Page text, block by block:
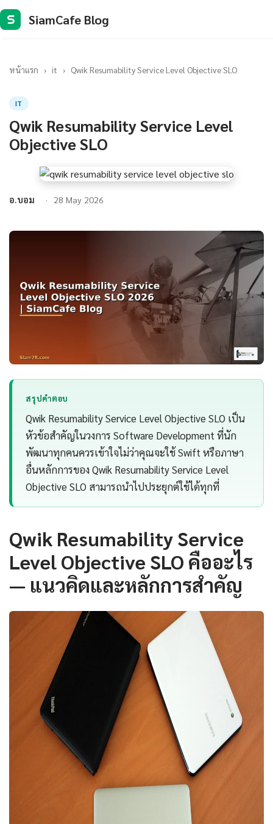
S SiamCafe Blog
หน้าแรก › it › Qwik Resumability Service Level Objective SLO
IT
Qwik Resumability Service Level
Objective SLO
อ.บอม 28 May 2026
สรุปคำตอบ
Qwik Resumability Service Level Objective SLO เป็น
หัวข้อสำคัญในวงการ Software Development ที่นัก
พัฒนาทุกคนควรเข้าใจไม่ว่าคุณจะใช้ Swift หรือภาษา
อื่นหลักการของ Qwik Resumability Service Level
Objective SLO สามารถนำไปประยุกต์ใช้ได้ทุกที่
Qwik Resumability Service
Level Objective SLO คืออะไร
— แนวคิดและหลักการสำคัญ